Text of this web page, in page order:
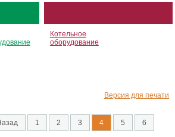
Котельное
оборудование
Версия для печати
1 2 3 4 5 6